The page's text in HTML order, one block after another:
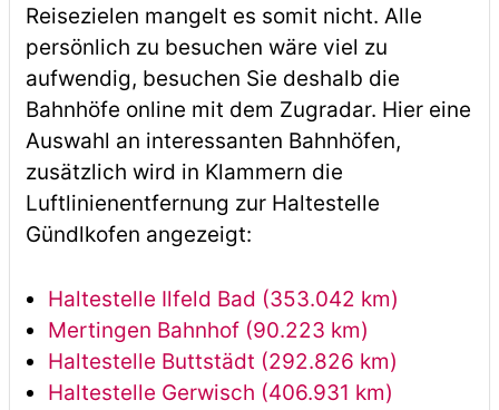
Reisezielen mangelt es somit nicht. Alle
persönlich zu besuchen wäre viel zu
aufwendig, besuchen Sie deshalb die
Bahnhöfe online mit dem Zugradar. Hier eine
Auswahl an interessanten Bahnhöfen,
zusätzlich wird in Klammern die
Luftlinienentfernung zur Haltestelle
Gündlkofen angezeigt:
Haltestelle Ilfeld Bad (353.042 km)
Mertingen Bahnhof (90.223 km)
Haltestelle Buttstädt (292.826 km)
Haltestelle Gerwisch (406.931 km)